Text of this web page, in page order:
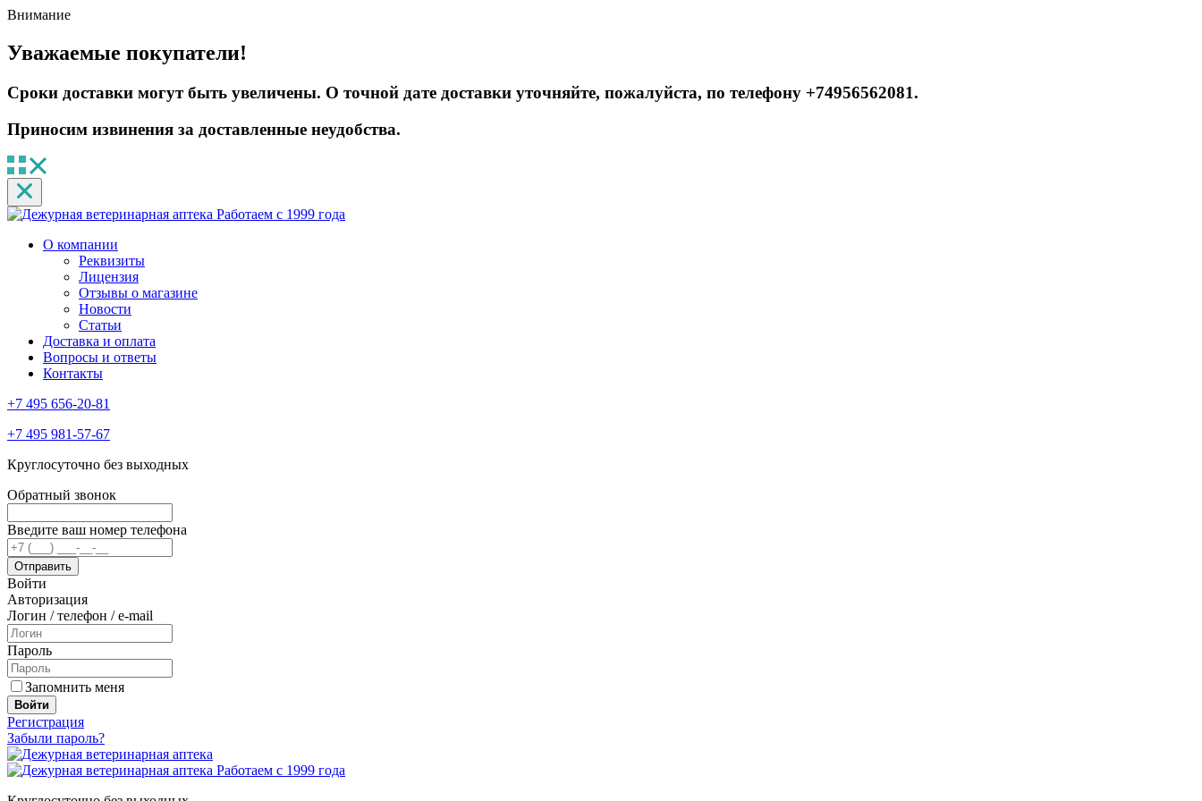
Внимание
Уважаемые покупатели!
Сроки доставки могут быть увеличены. О точной дате доставки уточняйте, пожалуйста, по телефону +74956562081.
Приносим извинения за доставленные неудобства.
Работаем с 1999 года
О компании
Реквизиты
Лицензия
Отзывы о магазине
Новости
Статьи
Доставка и оплата
Вопросы и ответы
Контакты
+7 495 656-20-81
+7 495 981-57-67
Круглосуточно без выходных
Обратный звонок
Введите ваш номер телефона
Войти
Авторизация
Логин / телефон / e-mail
Пароль
Запомнить меня
Войти
Регистрация
Забыли пароль?
Работаем с 1999 года